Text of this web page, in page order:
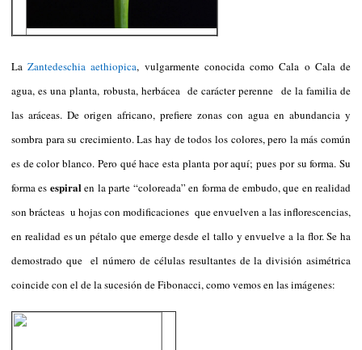
LaZantedeschia aethiopica, vulgarmente conocida como Cala o Cala de
agua, es una planta, robusta, herbácea de carácter perenne de la familia de
las aráceas. De origen africano, prefiere zonas con agua en abundancia y
sombra para su crecimiento. Las hay de todos los colores, pero la más común
es de color blanco. Pero qué hace esta planta por aquí; pues por su forma. Su
forma es espiralen la parte “coloreada” en forma de embudo, que en realidad
son brácteas u hojas con modificaciones que envuelven a las inflorescencias,
en realidad es un pétalo que emerge desde el tallo y envuelve a la flor. Se ha
demostrado que el número de células resultantes de la división asimétrica
coincide con el de la sucesión de Fibonacci, como vemos en las imágenes: